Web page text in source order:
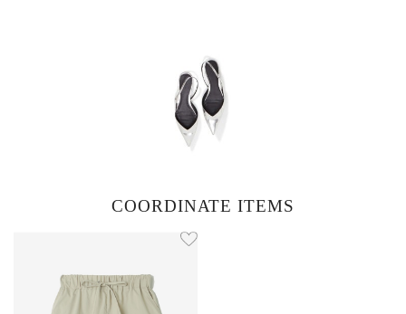
COORDINATE ITEMS